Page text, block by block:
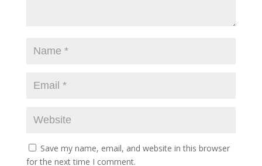
Save my name, email, and website in this browser
for the next time I comment.